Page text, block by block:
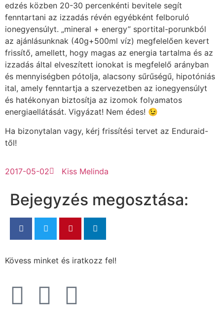
edzés közben 20-30 percenkénti bevitele segít
fenntartani az izzadás révén egyébként felboruló
ionegyensúlyt. „mineral + energy” sportital-porunkból
az ajánlásunknak (40g+500ml víz) megfelelően kevert
frissítő, amellett, hogy magas az energia tartalma és az
izzadás által elveszített ionokat is megfelelő arányban
és mennyiségben pótolja, alacsony sűrűségű, hipotóniás
ital, amely fenntartja a szervezetben az ionegyensúlyt
és hatékonyan biztosítja az izomok folyamatos
energiaellátását. Vigyázat! Nem édes! 😉
Ha bizonytalan vagy, kérj frissítési tervet az Enduraid-
től!
2017-05-02 Kiss Melinda
Bejegyzés megosztása:
Kövess minket és iratkozz fel!